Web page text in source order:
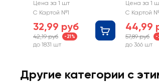
артезианская 1-й
категории
Цена за 1 шт
С Картой №1
32,99 руб
42,19 руб -21%
до 1831 шт
Цена за 1
С Картой
44,99
57,89 руб -
до 366 шт
Другие категории с